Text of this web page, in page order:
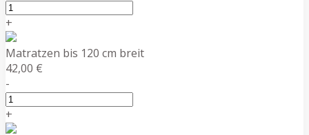
+
Matratzen bis 120 cm breit
42,00 €
-
+